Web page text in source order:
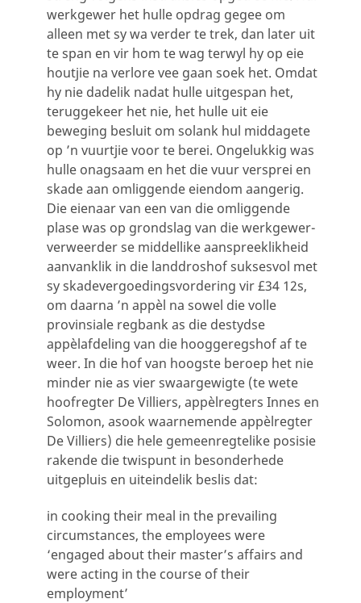
werkgewer het hulle opdrag gegee om
alleen met sy wa verder te trek, dan later uit
te span en vir hom te wag terwyl hy op eie
houtjie na verlore vee gaan soek het. Omdat
hy nie dadelik nadat hulle uitgespan het,
teruggekeer het nie, het hulle uit eie
beweging besluit om solank hul middagete
op ’n vuurtjie voor te berei. Ongelukkig was
hulle onagsaam en het die vuur versprei en
skade aan omliggende eiendom aangerig.
Die eienaar van een van die omliggende
plase was op grondslag van die werkgewer-
verweerder se middellike aanspreeklikheid
aanvanklik in die landdroshof suksesvol met
sy skadevergoedingsvordering vir £34 12s,
om daarna ’n appèl na sowel die volle
provinsiale regbank as die destydse
appèlafdeling van die hooggeregshof af te
weer. In die hof van hoogste beroep het nie
minder nie as vier swaargewigte (te wete
hoofregter De Villiers, appèlregters Innes en
Solomon, asook waarnemende appèlregter
De Villiers) die hele gemeenregtelike posisie
rakende die twispunt in besonderhede
uitgepluis en uiteindelik beslis dat:
in cooking their meal in the prevailing
circumstances, the employees were
‘engaged about their master’s affairs and
were acting in the course of their
employment’